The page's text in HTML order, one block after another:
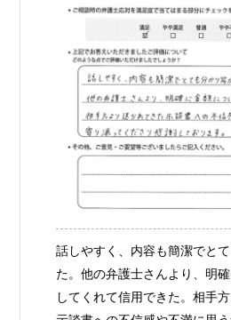
話しやすく、内容も簡潔でと
た。他の弁護士さんより、明
してくれて信用できた。相手